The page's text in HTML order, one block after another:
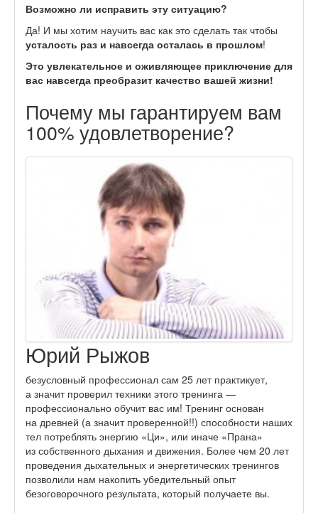
Возможно ли исправить эту ситуацию?
Да! И мы хотим научить вас как это сделать так чтобы
усталость раз и навсегда осталась в прошлом!
Это увлекательное и оживляющее приключение для
вас навсегда преобразит качество вашей жизни!
Почему мы гарантируем вам
100% удовлетворение?
Юрий Рыжов
безусловный профессионал сам 25 лет практикует,
а значит проверил техники этого тренинга —
профессионально обучит вас им! Тренинг основан
на древней (а значит проверенной!!) способности наших
тел потреблять энергию «Ци», или иначе «Прана»
из собственного дыхания и движения. Более чем 20 лет
проведения дыхательных и энергетических тренингов
позволили нам накопить убедительный опыт
безоговорочного результата, который получаете вы.